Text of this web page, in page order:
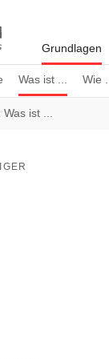
Grundlagen
Was ist ... Wie ...
Was ist ...